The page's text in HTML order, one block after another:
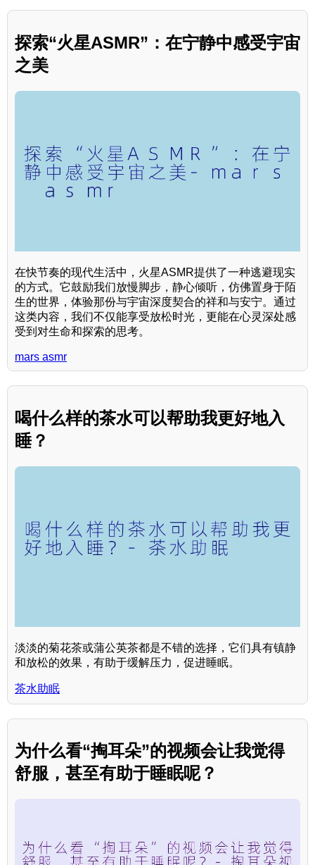
探索“火星ASMR”：在宁静中感受宇宙
之美
在快节奏的现代生活中，火星ASMR提供了一种逃避现实
的方式。它鼓励我们放慢脚步，静心倾听，仿佛置身于陌
生的世界，体验那份与宇宙深度契合的祥和与安宁。通过
这类内容，我们不仅能享受放松时光，更能在心灵深处感
受到对生命和探索的思考。
mars asmr
喝什么样的茶水可以帮助我更好地入
睡？
淡淡的菊花茶或蒲公英茶都是不错的选择，它们具有镇静
和放松的效果，有助于缓解压力，促进睡眠。
茶水助眠
为什么看“掏耳朵”的视频会让我觉得
舒服，甚至有助于睡眠呢？